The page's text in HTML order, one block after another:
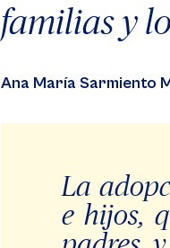
familias y
Ana María Sarmiento
La
e hijos,